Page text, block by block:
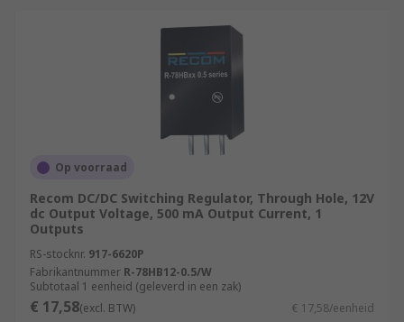
Op voorraad
Recom DC/DC Switching Regulator, Through Hole, 12V
dc Output Voltage, 500 mA Output Current, 1
Outputs
RS-stocknr. 917-6620P
Fabrikantnummer R-78HB12-0.5/W
Subtotaal 1 eenheid (geleverd in een zak)
€ 17,58(excl. BTW) € 17,58/eenheid